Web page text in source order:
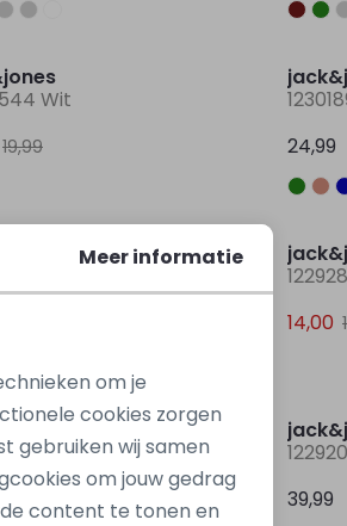
Wit
19,99
24,99
14,00
Blauw licht
39,99
cookies
Meer informatie
om je
cookies zorgen
gebruiken wij samen
om jouw gedrag
content te tonen en